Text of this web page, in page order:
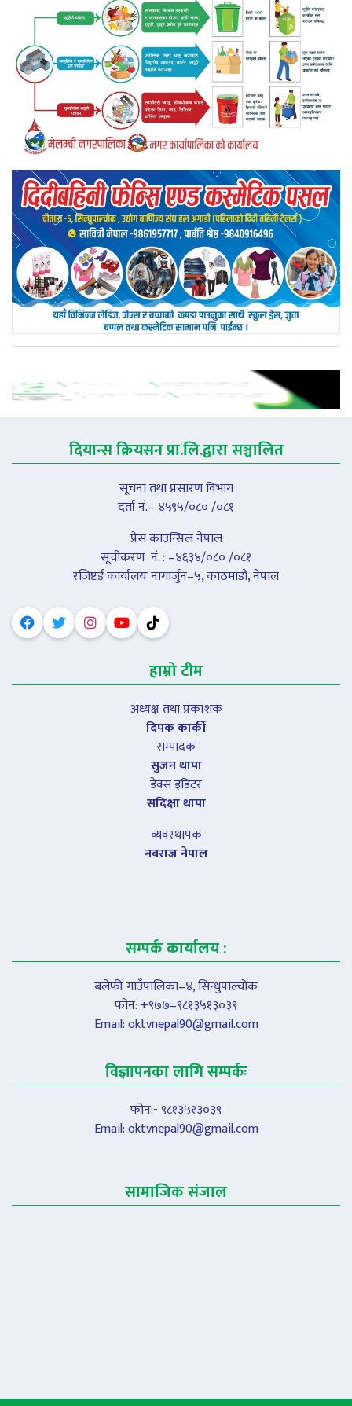
दियान्स क्रियसन प्रा.लि.द्वारा सञ्चालित
सूचना तथा प्रसारण विभाग
दर्ता नं.– ४५९५/०८० /०८१
प्रेस काउन्सिल नेपाल
सूचीकरण नंं. : –४६३४/०८० /०८१
रजिष्टर्ड कार्यालयः नागार्जुन–५, काठमाडौं, नेपाल
हाम्रो टीम
अध्यक्ष तथा प्रकाशक
दिपक कार्की
सम्पादक
सुजन थापा
डेक्स इडिटर
सदिक्षा थापा
व्यवस्थापक
नवराज नेपाल
सम्पर्क कार्यालय :
बलेफी गाउँपालिका–४, सिन्धुपाल्चोक
फोन: +९७७–९८१३५१३०३९
Email:oktvnepal90@gmail.com
विज्ञापनका लागि सम्पर्कः
फोन:- ९८१३५१३०३९
Email:oktvnepal90@gmail.com
सामाजिक संजाल